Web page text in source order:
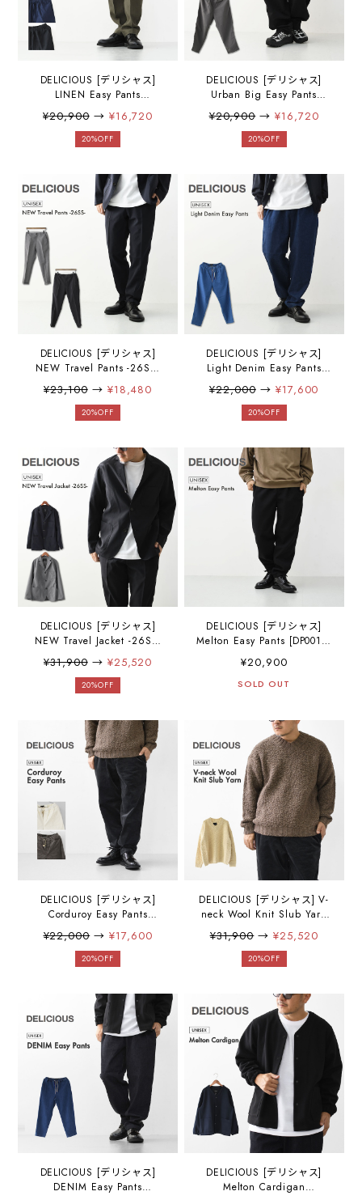
DELICIOUS [デリシャス]
LINEN Easy Pants
[DP83083] リネンイージー
パンツ・イージーパンツ・
フレンチリネン・麻パン
[2026SS]
¥20,900→ ¥16,720
20%OFF
DELICIOUS [デリシャス]
Urban Big Easy Pants
[DP9725] アーバンビッグイ
ージーパンツ・イージーパ
ンツ・ワイドシルエット・
¥20,900→¥16,720
20%OFF
DELICIOUS [デリシャス]
NEW Travel Pants -26SS-
[DP6964] トラベルパンツ・
「セットアップパンツ・キ
レイ目パンツ」ドレスアッ
¥23,100→ ¥18,480
20%OFF
DELICIOUS [デリシャス]
Light Denim Easy Pants
[DP57291] ライトデニムイ
ージーパンツ・イージーパ
ンツ・ストレッチデニム・
LADY'S [2026SS]
¥22,000→ ¥17,600
20%OFF
DELICIOUS [デリシャス]
NEW Travel Jacket -26SS-
[DJ1364]トラベルジャケッ
ト 「セットアップジャケッ
ト・キレイ目ジャケット」
¥31,900→ ¥25,520
20%OFF
DELICIOUS [デリシャス]
Melton Easy Pants [DP0013]
メルトンイージーパンツ・
ニット素材・ナチュラル・
ゆったりシルエット・スト
LADY'S [2025AW]
¥20,900
SOLD OUT
DELICIOUS [デリシャス]
Corduroy Easy Pants
[DP57102] コーデュロイイ
ージーパンツ・イージーパ
ンツ・コーデュロイ・コー
LADY'S [2025AW]
¥22,000→¥17,600
20%OFF
DELICIOUS [デリシャス] V-
neck Wool Knit Slub Yarn
[DN7602] Vネックウールニ
ットスラブヤーン・Vネック
ニット・ウールニット・ス
[2025AW]
¥31,900→¥25,520
20%OFF
DELICIOUS [デリシャス]
DENIM Easy Pants
DELICIOUS [デリシャス]
Melton Cardigan